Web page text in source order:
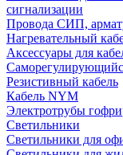
сигнализации
Провода СИП,
Нагревательный
Аксессуары для
Резистивный кабель
Кабель NYM
Электротрубы
Светильники
Светильники для